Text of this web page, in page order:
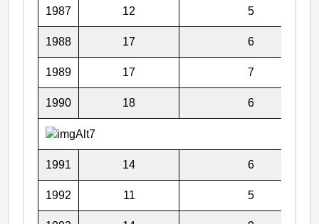
1987 12 5
1988 17 6
1989 17 7
1990 18 6
1991 14 6
1992 11 5